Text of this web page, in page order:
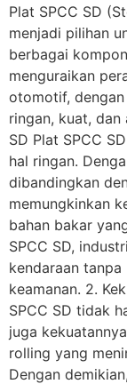
Plat SPCC SD
menjadi pilihan
berbagai
menguraikan
otomotif,
ringan, kuat, dan
SD Plat SPCC
hal ringan.
dibandingkan
memungkinkan
bahan bakar
SPCC SD,
kendaraan
keamanan. 2.
SPCC SD tidak
juga
rolling yang
Dengan